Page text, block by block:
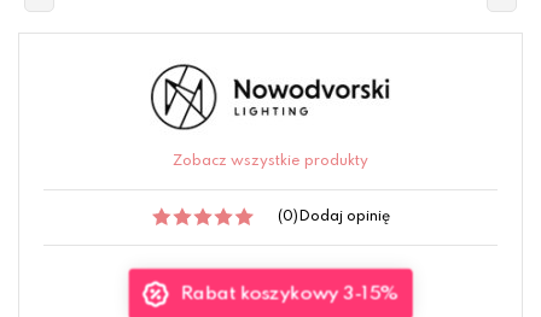
Zobacz wszystkie produkty
(0) Dodaj opinię
Rabat koszykowy 3-15%